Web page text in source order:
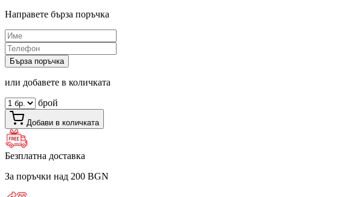
Направете бърза поръчка
Бърза поръчка
или добавете в количката
брой
Добави в количката
Безплатна доставка
За поръчки над 200 BGN